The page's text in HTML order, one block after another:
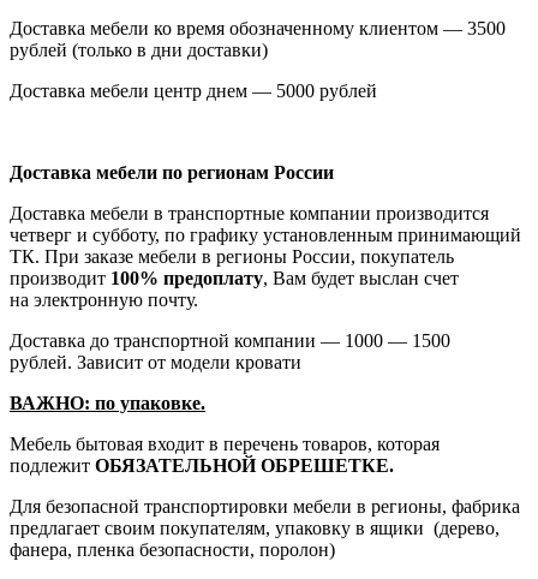
Доставка мебели ко время обозначенному клиентом — 3500
рублей (только в дни доставки)
Доставка мебели центр днем — 5000 рублей
Доставка мебели по регионам России
Доставка мебели в транспортные компании производится
четверг и субботу, по графику установленным принимающий
ТК. При заказе мебели в регионы России, покупатель
производит 100% предоплату, Вам будет выслан счет
на электронную почту.
Доставка до транспортной компании — 1000 — 1500
рублей. Зависит от модели кровати
ВАЖНО: по упаковке.
Мебель бытовая входит в перечень товаров, которая
подлежит ОБЯЗАТЕЛЬНОЙ ОБРЕШЕТКЕ.
Для безопасной транспортировки мебели в регионы, фабрика
предлагает своим покупателям, упаковку в ящики (дерево,
фанера, пленка безопасности, поролон)